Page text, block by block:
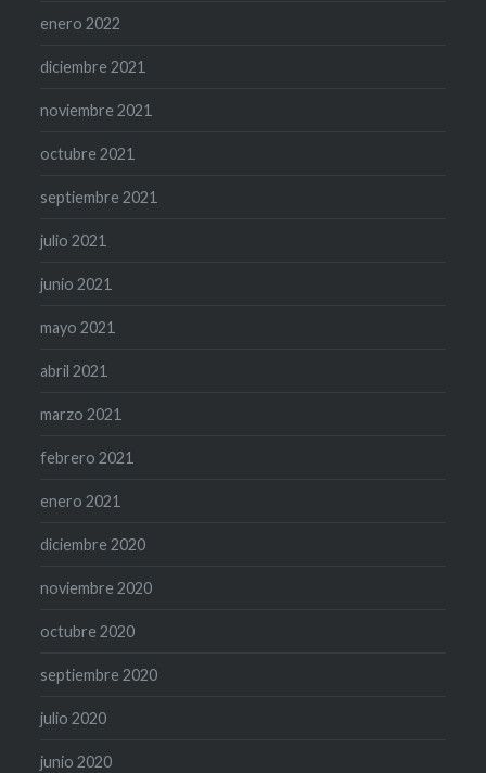
enero 2022
diciembre 2021
noviembre 2021
octubre 2021
septiembre 2021
julio 2021
junio 2021
mayo 2021
abril 2021
marzo 2021
febrero 2021
enero 2021
diciembre 2020
noviembre 2020
octubre 2020
septiembre 2020
julio 2020
junio 2020